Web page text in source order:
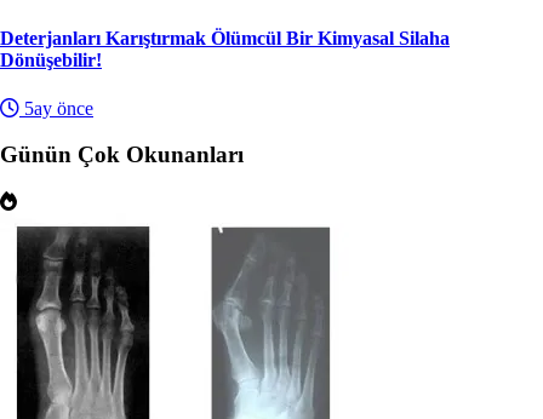
Deterjanları Karıştırmak Ölümcül Bir Kimyasal Silaha
Dönüşebilir!
5ay önce
Günün Çok Okunanları